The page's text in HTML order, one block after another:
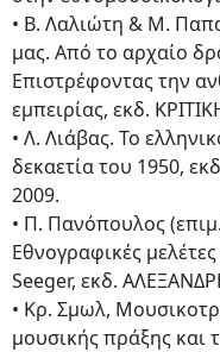
• Β. Λαλιώτη & Μ.
μας. Από το αρχαίο
Επιστρέφοντας την
εμπειρίας, εκδ.
• Λ. Λιάβας. Το
δεκαετία του 1950,
2009.
• Π. Πανόπουλος
Εθνογραφικές
Seeger, εκδ.
• Κρ. Σμωλ,
μουσικής πράξης και